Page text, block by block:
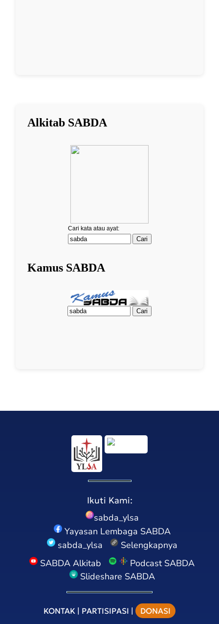
Ikuti Kami:
sabda_ylsa
Yayasan Lembaga SABDA
sabda_ylsa
Selengkapnya
SABDA Alkitab
Podcast SABDA
Slideshare SABDA
KONTAK | PARTISIPASI | DONASI